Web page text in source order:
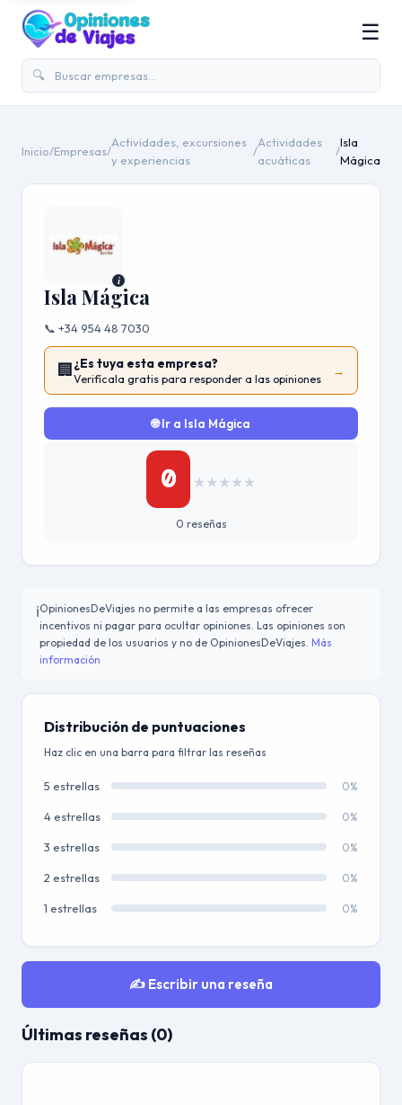
🔍
☰
Inicio/Empresas/
Actividades, excursiones
y experiencias
/
Actividades
acuáticas
/
Isla
Mágica
i
Isla Mágica
📞 +34 954 48 7030
🏢¿Es tuya esta empresa?
Verifícala gratis para responder a las opiniones
→
🌐 Ir a Isla Mágica
0 ★ ★ ★ ★ ★
0 reseñas
ℹ️OpinionesDeViajes no permite a las empresas ofrecer
incentivos ni pagar para ocultar opiniones. Las opiniones son
propiedad de los usuarios y no de OpinionesDeViajes. Más
información
Distribución de puntuaciones
Haz clic en una barra para filtrar las reseñas
5 estrellas 0%
4 estrellas 0%
3 estrellas 0%
2 estrellas 0%
1 estrellas 0%
✍️ Escribir una reseña
Últimas reseñas (0)